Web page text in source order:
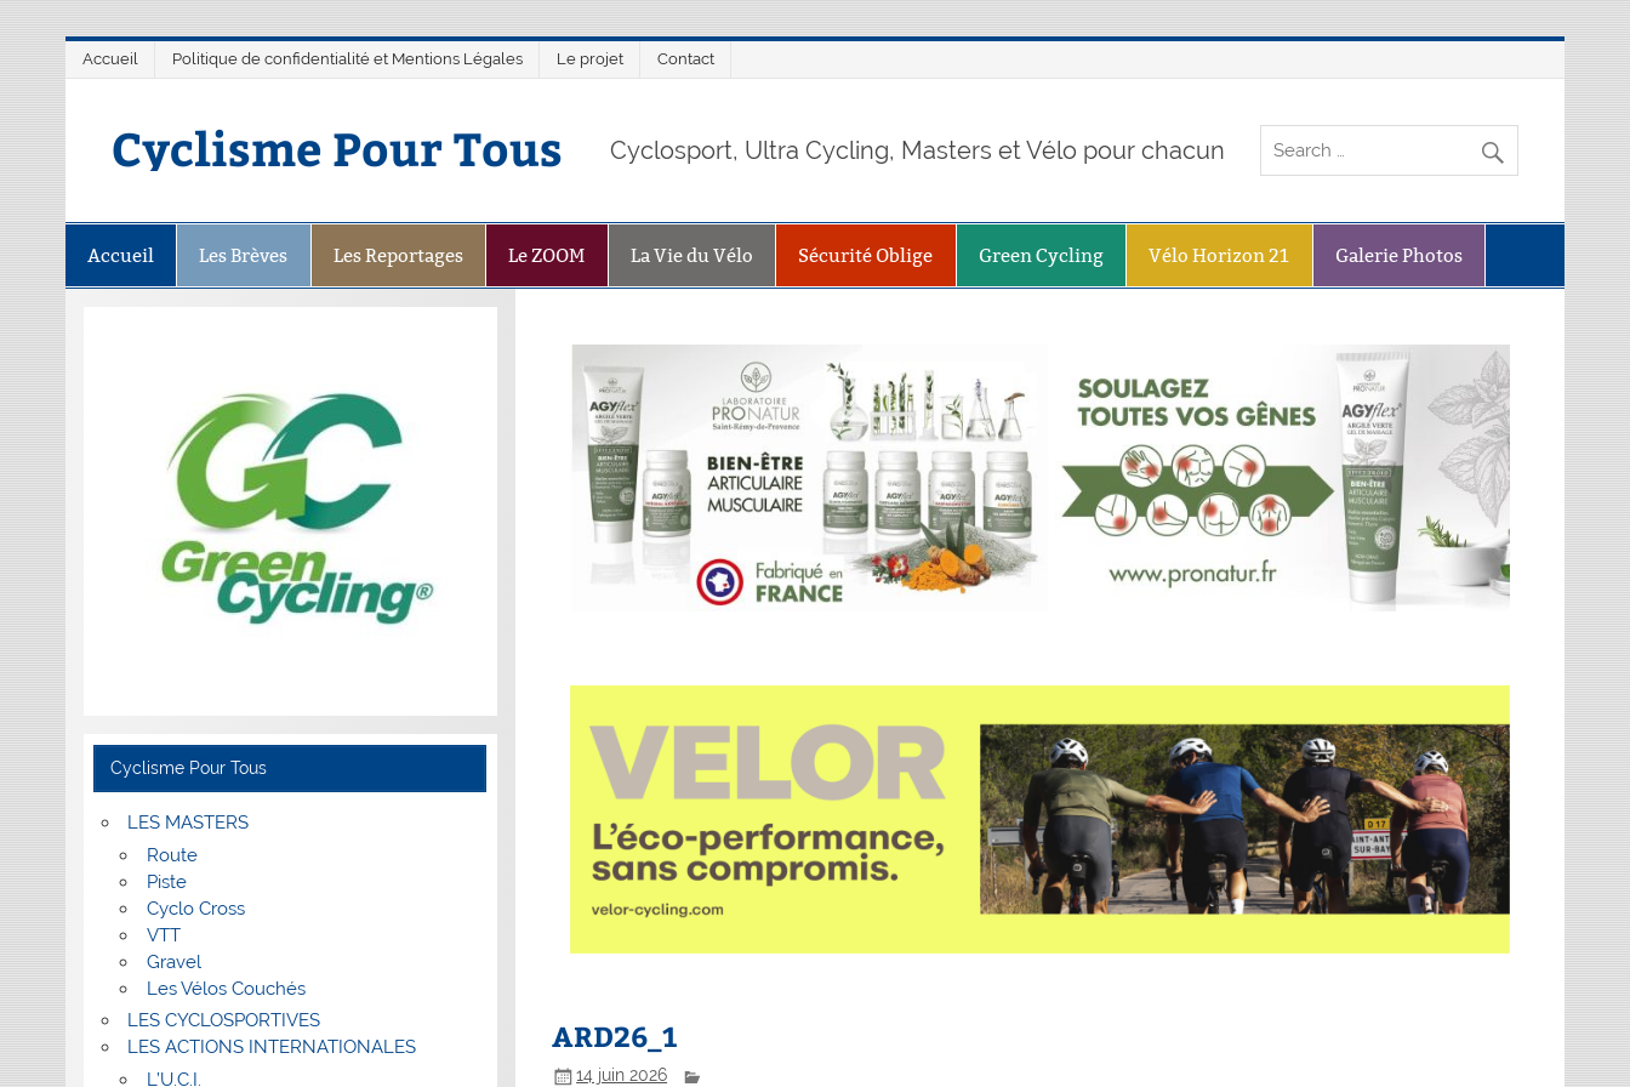
Accueil Politique de confidentialité et Mentions Légales Le projet Contact
Cyclisme Pour Tous Cyclosport, Ultra Cycling, Masters et Vélo pour chacun
Accueil Les Brèves Les Reportages Le ZOOM La Vie du Vélo Sécurité Oblige Green Cycling Vélo Horizon 21 Galerie Photos
ARD26_1
14 juin 2026
Cyclisme Pour Tous
LES MASTERS
Route
Piste
Cyclo Cross
VTT
Gravel
Les Vélos Couchés
LES CYCLOSPORTIVES
LES ACTIONS INTERNATIONALES
L’U.C.I.